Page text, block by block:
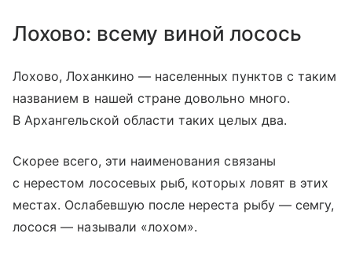
Лохово: всему виной лосось
Лохово, Лоханкино — населенных пунктов с таким
названием в нашей стране довольно много.
В Архангельской области таких целых два.
Скорее всего, эти наименования связаны
с нерестом лососевых рыб, которых ловят в этих
местах. Ослабевшую после нереста рыбу — семгу,
лосося — называли «лохом».